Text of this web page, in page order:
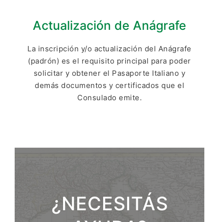
Actualización de Anágrafe
La inscripción y/o actualización del Anágrafe
(padrón) es el requisito principal para poder
solicitar y obtener el Pasaporte Italiano y
demás documentos y certificados que el
Consulado emite.
¿NECESITÁS